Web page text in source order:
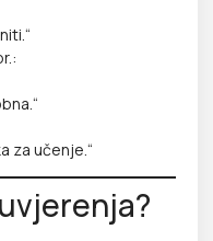
za učenje.“